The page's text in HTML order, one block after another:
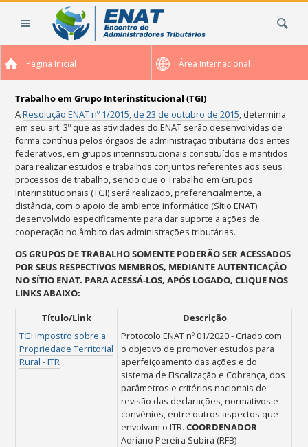
Página Inicial Área Internacional
Trabalho em Grupo Interinstitucional (TGI)
AResolução ENAT nº 1/2015, de 23 de outubro de 2015, determina
em seu art. 3º que as atividades do ENAT serão desenvolvidas de
forma contínua pelos órgãos de administração tributária dos entes
federativos, em grupos interinstitucionais constituídos e mantidos
para realizar estudos e trabalhos conjuntos referentes aos seus
processos de trabalho, sendo que o Trabalho em Grupos
Interinstitucionais (TGI) será realizado, preferencialmente, a
distância, com o apoio de ambiente informático (Sítio ENAT)
desenvolvido especificamente para dar suporte a ações de
cooperação no âmbito das administrações tributárias.
OS GRUPOS DE TRABALHO SOMENTE PODERÃO SER ACESSADOS
POR SEUS RESPECTIVOS MEMBROS, MEDIANTE AUTENTICAÇÃO
NO SÍTIO ENAT. PARA ACESSÁ-LOS, APÓS LOGADO, CLIQUE NOS
LINKS ABAIXO:
Título/Link
Descrição
TGI Impostro sobre a
Propriedade Territorial
Rural - ITR
Protocolo ENAT nº 01/2020 - Criado com
o objetivo de promover estudos para
aperfeiçoamento das ações e do
sistema de Fiscalização e Cobrança, dos
parâmetros e critérios nacionais de
revisão das declarações, normativos e
convênios, entre outros aspectos que
envolvam o ITR.COORDENADOR:
Adriano Pereira Subirá (RFB)